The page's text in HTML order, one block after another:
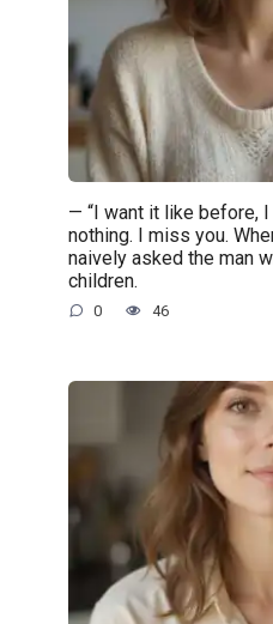
— “I want it like before,
nothing. I miss you.
naively asked the man
children.
0 46